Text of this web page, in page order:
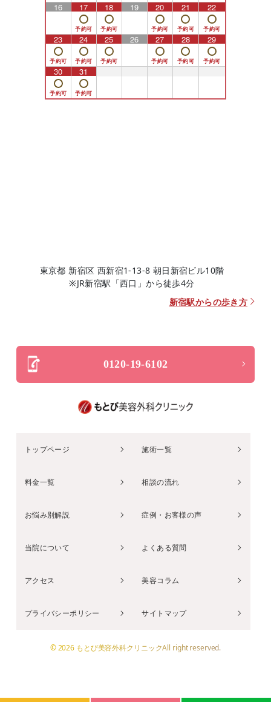
16 17 18 19 20 21 22
23 24 25 26 27 28 29
30 31
東京都 新宿区 西新宿1-13-8 朝日新宿ビル10階
※JR新宿駅「西口」から徒歩4分
新宿駅からの歩き方
0120-19-6102
トップページ 施術一覧
料金一覧 相談の流れ
お悩み別解説 症例・お客様の声
当院について よくある質問
アクセス 美容コラム
プライバシーポリシー サイトマップ
© 2026 もとび美容外科クリニックAll right reserved.